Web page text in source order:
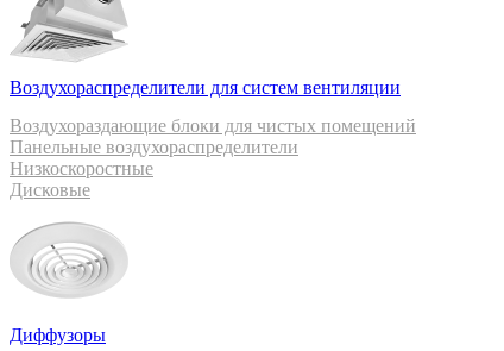
Воздухораспределители для систем вентиляции
Воздухораздающие блоки для чистых помещений
Панельные воздухораспределители
Низкоскоростные
Дисковые
Диффузоры